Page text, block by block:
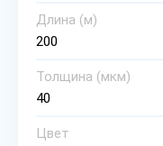
Длина (м)
200
Толщина (мкм)
40
Цвет